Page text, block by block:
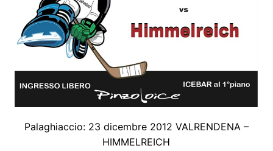
Palaghiaccio: 23 dicembre 2012 VALRENDENA –
HIMMELREICH